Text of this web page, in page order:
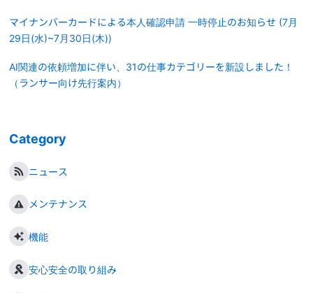
マイナンバーカードによる本人確認申請 一時停止のお知らせ (7月
29日(水)~7月30日(木))
AI関連の依頼増加に伴い、31の仕事カテゴリーを新設しました！
（ランサー向け先行案内）
Category
ニュース
メンテナンス
機能
安心安全の取り組み